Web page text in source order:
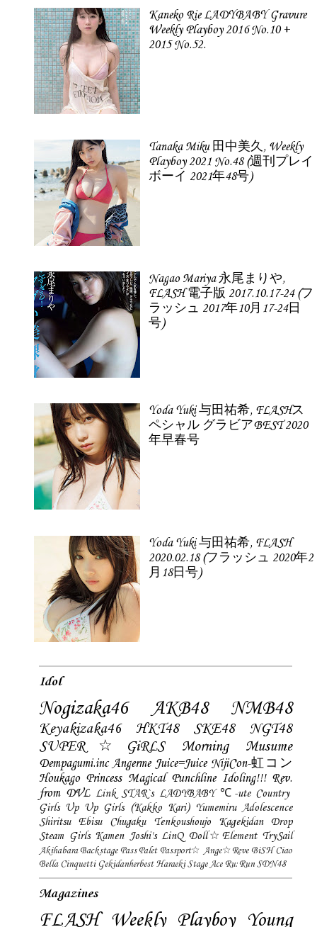
Kaneko Rie LADYBABY Gravure
Weekly Playboy 2016 No.10 +
2015 No.52.
Tanaka Miku 田中美久, Weekly
Playboy 2021 No.48 (週刊プレイ
ボーイ 2021年48号)
Nagao Mariya 永尾まりや,
FLASH 電子版 2017.10.17-24 (フ
ラッシュ 2017年10月17-24日
号)
Yoda Yuki 与田祐希, FLASHス
ペシャル グラビアBEST 2020
年早春号
Yoda Yuki 与田祐希, FLASH
2020.02.18 (フラッシュ 2020年2
月18日号)
Idol
Nogizaka46 AKB48 NMB48
Keyakizaka46 HKT48 SKE48
NGT48
SUPER☆GiRLS
Morning Musume
Dempagumi.inc Angerme Juice=Juice NijiCon-虹コン
Houkago Princess Magical Punchline Idoling!!! Rev.
from DVL Link STAR`s LADYBABY ℃-ute Country
Girls Up Up Girls (Kakko Kari) Yumemiru Adolescence
Shiritsu Ebisu Chugaku
Tenkoushoujo Kagekidan
Drop
Steam Girls Kamen Joshi's LinQ Doll☆Element TrySail
Akihabara Backstage Pass Palet Passport☆ Ange☆Reve BiSH Ciao
Bella Cinquetti Gekidanherbest Haraeki Stage Ace Ru:Run SDN48
Magazines
FLASH Weekly Playboy Young